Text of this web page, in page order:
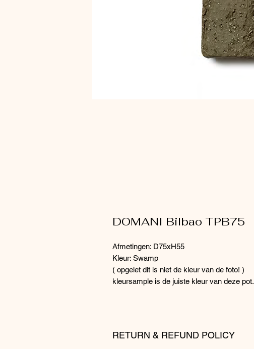
DOMANI Bilbao TPB75
Afmetingen: D75xH55
Kleur: Swamp
( opgelet dit is niet de kleur van de foto! )
kleursample is de juiste kleur van deze pot.
RETURN & REFUND POLICY